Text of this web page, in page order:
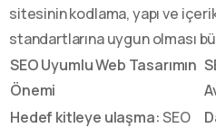
sitesinin kodlama, yapı ve
standartlarına uygun olması
SEO Uyumlu Web Tasarımın
Önemi
Hedef kitleye ulaşma:SEO